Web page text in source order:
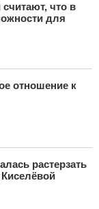
что в
для
отношение к
растерзать